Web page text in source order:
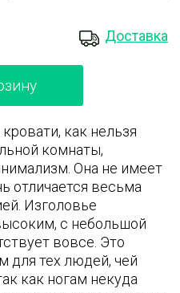
Доставка
как нельзя
комнаты,
Она не имеет
отличается весьма
Изголовье
с небольшой
вовсе. Это
для тех людей, чей
как ногам некуда